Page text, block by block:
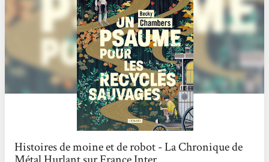
Histoires de moine et de robot - La Chronique de